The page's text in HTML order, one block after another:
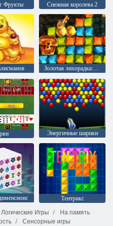
Фрукты Снежная королева 2
Золотая лихорадка: Охотник за сокровищами
Энергичные шарики
Тентрикс
Логические Игры
На память
Сенсорные игры